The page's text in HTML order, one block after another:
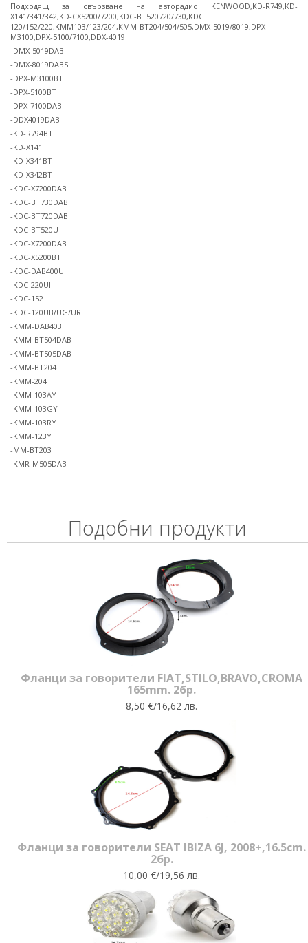
Подходящ за свързване на авторадио KENWOOD,KD-R749,KD-
X141/341/342,KD-CX5200/7200,KDC-BT520720/730,KDC
120/152/220,KMM103/123/204,KMM-BT204/504/505,DMX-5019/8019,DPX-
M3100,DPX-5100/7100,DDX-4019.
-DMX-5019DAB
-DMX-8019DABS
-DPX-M3100BT
-DPX-5100BT
-DPX-7100DAB
-DDX4019DAB
-KD-R794BT
-KD-X141
-KD-X341BT
-KD-X342BT
-KDC-X7200DAB
-KDC-BT730DAB
-KDC-BT720DAB
-KDC-BT520U
-KDC-X7200DAB
-KDC-X5200BT
-KDC-DAB400U
-KDC-220UI
-KDC-152
-KDC-120UB/UG/UR
-KMM-DAB403
-KMM-BT504DAB
-KMM-BT505DAB
-KMM-BT204
-KMM-204
-KMM-103AY
-KMM-103GY
-KMM-103RY
-KMM-123Y
-MM-BT203
-KMR-M505DAB
Подобни продукти
Фланци за говорители FIAT,STILO,BRAVO,CROMA
165mm. 2бр.
8,50 €/16,62 лв.
Фланци за говорители SEAT IBIZA 6J, 2008+,16.5cm.
2бр.
10,00 €/19,56 лв.